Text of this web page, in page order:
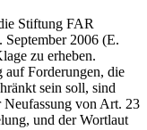
Stiftung FAR
2006 (E.
zu erheben.
auf Forderungen, die
sein soll, sind
von Art. 23
und der Wortlaut